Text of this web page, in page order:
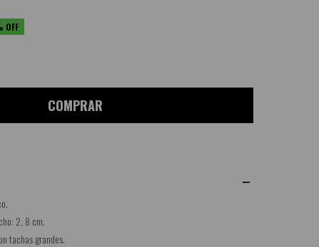
COMPRAR
2, 8 cm.
tachas grandes.